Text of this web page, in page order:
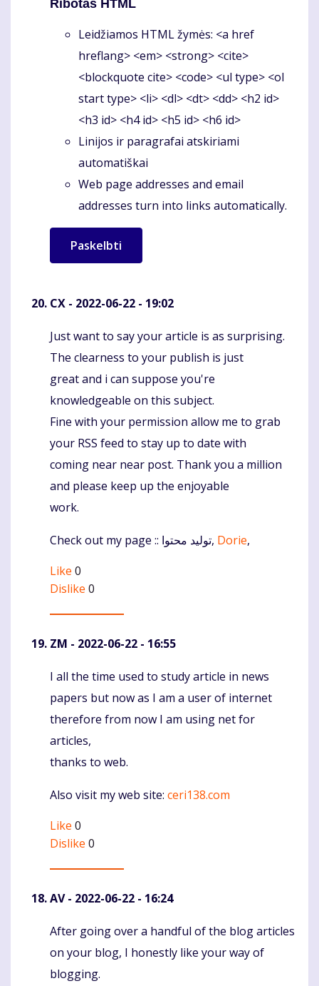
Ribotas HTML
Leidžiamos HTML žymės: <a href
hreflang> <em> <strong> <cite>
<blockquote cite> <code> <ul type> <ol
start type> <li> <dl> <dt> <dd> <h2 id>
<h3 id> <h4 id> <h5 id> <h6 id>
Linijos ir paragrafai atskiriami
automatiškai
Web page addresses and email
addresses turn into links automatically.
CX - 2022-06-22 - 19:02
Komentaras
Just want to say your article is as surprising.
The clearness to your publish is just
great and i can suppose you're
knowledgeable on this subject.
Fine with your permission allow me to grab
your RSS feed to stay up to date with
coming near near post. Thank you a million
and please keep up the enjoyable
work.
Check out my page :: تولید محتوا, Dorie,
Like 0
Dislike 0
ZM - 2022-06-22 - 16:55
Komentaras
I all the time used to study article in news
papers but now as I am a user of internet
therefore from now I am using net for
articles,
thanks to web.
Also visit my web site: ceri138.com
Like 0
Dislike 0
AV- 2022-06-22 - 16:24
Komentaras
After going over a handful of the blog articles
on your blog, I honestly like your way of
blogging.